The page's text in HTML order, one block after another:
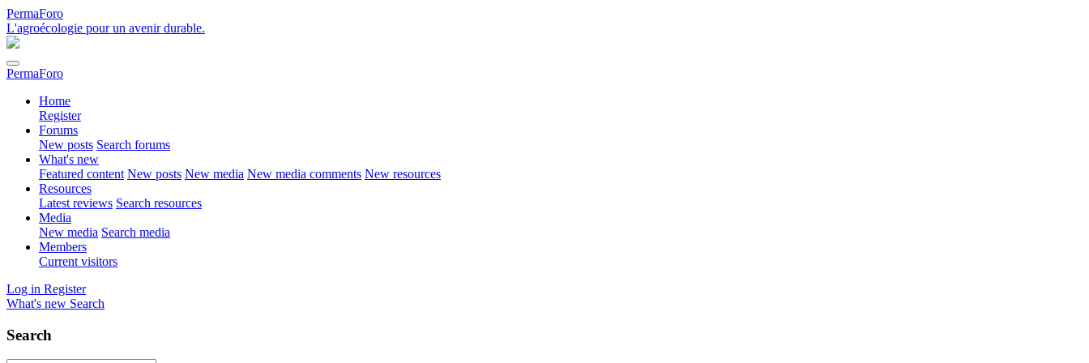
PermaForo
L'agroécologie pour un avenir durable.
PermaForo
Home
Register
Forums
New posts Search forums
What's new
Featured content New posts New media New media comments New resources
Resources
Latest reviews Search resources
Media
New media Search media
Members
Current visitors
Log in Register
What's new Search
Search